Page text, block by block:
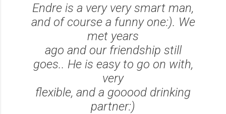
Endre is a very very smart man,
and of course a funny one:). We
met years
ago and our friendship still
goes.. He is easy to go on with,
very
flexible, and a gooood drinking
partner:)